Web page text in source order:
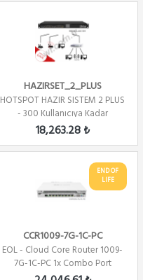
HAZIRSET_2_PLUS
HOTSPOT HAZIR SISTEM 2 PLUS
- 300 Kullanıcıya Kadar
18,263.28 ₺
END OF
LIFE
CCR1009-7G-1C-PC
EOL - Cloud Core Router 1009-
7G-1C-PC 1x Combo Port
,7xGbit LAN ,...